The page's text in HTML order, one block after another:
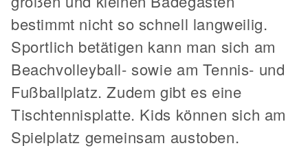
bestimmt nicht so schnell langweilig.
Sportlich betätigen kann man sich am
Beachvolleyball- sowie am Tennis- und
Fußballplatz. Zudem gibt es eine
Tischtennisplatte. Kids können sich am
Spielplatz gemeinsam austoben.